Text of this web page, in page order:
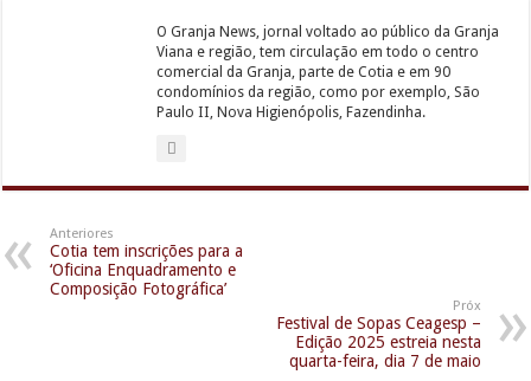
O Granja News, jornal voltado ao público da Granja
Viana e região, tem circulação em todo o centro
comercial da Granja, parte de Cotia e em 90
condomínios da região, como por exemplo, São
Paulo II, Nova Higienópolis, Fazendinha.
Anteriores
Cotia tem inscrições para a
‘Oficina Enquadramento e
Composição Fotográfica’
Próx
Festival de Sopas Ceagesp –
Edição 2025 estreia nesta
quarta-feira, dia 7 de maio